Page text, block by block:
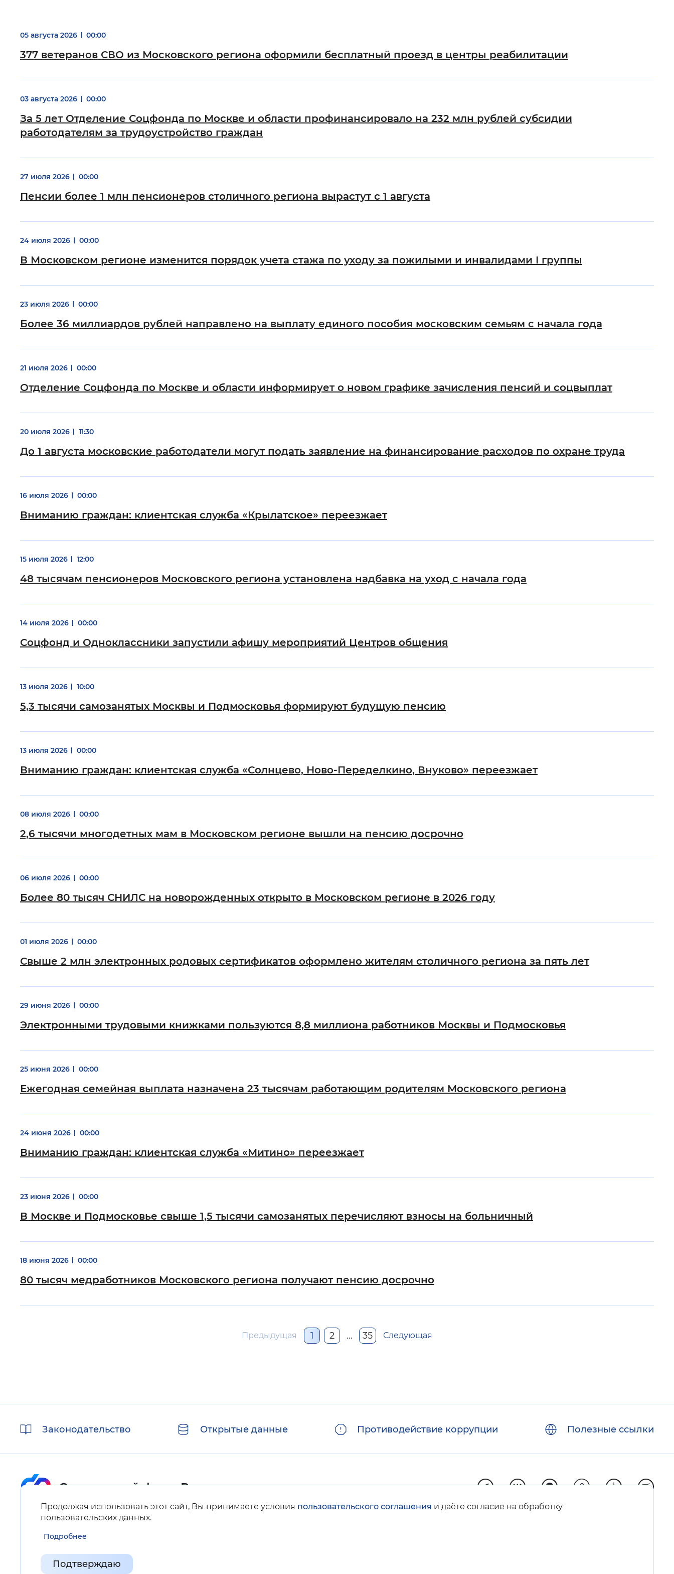
Изображения: Включены Выключены
Звуковой ассистент
05 августа 2026 00:00
377 ветеранов СВО из Московского региона оформили бесплатный проезд в центры реабилитации
03 августа 2026 00:00
За 5 лет Отделение Соцфонда по Москве и области профинансировало на 232 млн рублей субсидии
работодателям за трудоустройство граждан
27 июля 2026 00:00
Пенсии более 1 млн пенсионеров столичного региона вырастут с 1 августа
24 июля 2026 00:00
В Московском регионе изменится порядок учета стажа по уходу за пожилыми и инвалидами I группы
23 июля 2026 00:00
Более 36 миллиардов рублей направлено на выплату единого пособия московским семьям с начала года
21 июля 2026 00:00
Отделение Соцфонда по Москве и области информирует о новом графике зачисления пенсий и соцвыплат
20 июля 2026 11:30
До 1 августа московские работодатели могут подать заявление на финансирование расходов по охране труда
16 июля 2026 00:00
Вниманию граждан: клиентская служба «Крылатское» переезжает
15 июля 2026 12:00
48 тысячам пенсионеров Московского региона установлена надбавка на уход с начала года
14 июля 2026 00:00
Соцфонд и Одноклассники запустили афишу мероприятий Центров общения
13 июля 2026 10:00
5,3 тысячи самозанятых Москвы и Подмосковья формируют будущую пенсию
13 июля 2026 00:00
Вниманию граждан: клиентская служба «Солнцево, Ново-Переделкино, Внуково» переезжает
08 июля 2026 00:00
2,6 тысячи многодетных мам в Московском регионе вышли на пенсию досрочно
06 июля 2026 00:00
Более 80 тысяч СНИЛС на новорожденных открыто в Московском регионе в 2026 году
01 июля 2026 00:00
Свыше 2 млн электронных родовых сертификатов оформлено жителям столичного региона за пять лет
29 июня 2026 00:00
Электронными трудовыми книжками пользуются 8,8 миллиона работников Москвы и Подмосковья
25 июня 2026 00:00
Ежегодная семейная выплата назначена 23 тысячам работающим родителям Московского региона
24 июня 2026 00:00
Вниманию граждан: клиентская служба «Митино» переезжает
23 июня 2026 00:00
В Москве и Подмосковье свыше 1,5 тысячи самозанятых перечисляют взносы на больничный
18 июня 2026 00:00
80 тысяч медработников Московского региона получают пенсию досрочно
Предыдущая 1 2 … 35 Следующая
Продолжая использовать этот сайт, Вы принимаете условия пользовательского соглашения и даёте согласие на обработку
пользовательских данных.
Подробнее
Подтверждаю
ссылкиЗаконодательство Открытые данные Противодействие коррупции Полезные ссылки
Карта сайта
Нашли ошибку на сайте?